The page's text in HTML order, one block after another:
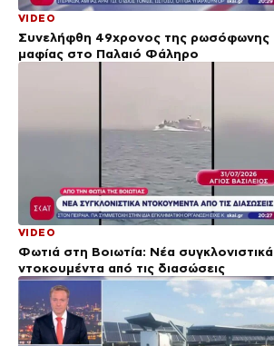
VIDEO
Συνελήφθη 49χρονος της ρωσόφωνης
μαφίας στο Παλαιό Φάληρο
VIDEO
Φωτιά στη Βοιωτία: Νέα συγκλονιστικά
ντοκουμέντα από τις διασώσεις